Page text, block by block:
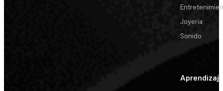
Joyería
Sonido
Aprendizaje